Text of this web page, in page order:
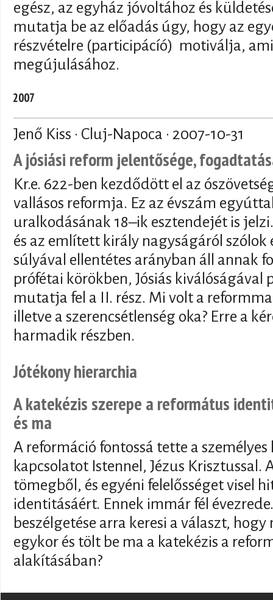
egész, az egyház jóvoltához és
mutatja be az előadás úgy, hogy az
részvételre (participácíó) motiválja,
megújulásához.
2007
Jenő Kiss · Cluj-Napoca · 2007-10-31
A jósiási reform jelentősége,
Kr.e. 622-ben kezdődött el az
vallásos reformja. Ez az évszám
uralkodásának 18–ik esztendejét is
és az említett király nagyságáról szólok
súlyával ellentétes arányban áll annak
prófétai körökben, Jósiás kiválóságával
mutatja fel a II. rész. Mi volt a
illetve a szerencsétlenség oka? Erre a
harmadik részben.
Jótékony hierarchia
A katekézis szerepe a református
és ma
A reformáció fontossá tette a személyes
kapcsolatot Istennel, Jézus Krisztussal.
tömegből, és egyéni felelősséget visel
identitásáért. Ennek immár fél
beszélgetése arra keresi a választ,
egykor és tölt be ma a katekézis a
alakításában?